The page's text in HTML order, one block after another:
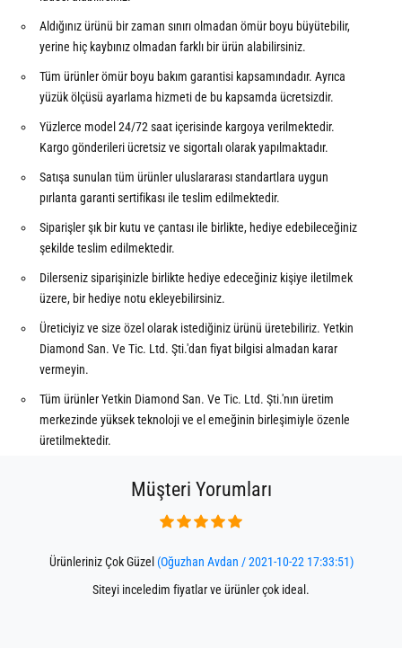
Aldığınız ürünü bir zaman sınırı olmadan ömür boyu büyütebilir,
yerine hiç kaybınız olmadan farklı bir ürün alabilirsiniz.
Tüm ürünler ömür boyu bakım garantisi kapsamındadır. Ayrıca
yüzük ölçüsü ayarlama hizmeti de bu kapsamda ücretsizdir.
Yüzlerce model 24/72 saat içerisinde kargoya verilmektedir.
Kargo gönderileri ücretsiz ve sigortalı olarak yapılmaktadır.
Satışa sunulan tüm ürünler uluslararası standartlara uygun
pırlanta garanti sertifikası ile teslim edilmektedir.
Siparişler şık bir kutu ve çantası ile birlikte, hediye edebileceğiniz
şekilde teslim edilmektedir.
Dilerseniz siparişinizle birlikte hediye edeceğiniz kişiye iletilmek
üzere, bir hediye notu ekleyebilirsiniz.
Üreticiyiz ve size özel olarak istediğiniz ürünü üretebiliriz. Yetkin
Diamond San. Ve Tic. Ltd. Şti.'dan fiyat bilgisi almadan karar
vermeyin.
Tüm ürünler Yetkin Diamond San. Ve Tic. Ltd. Şti.'nın üretim
merkezinde yüksek teknoloji ve el emeğinin birleşimiyle özenle
üretilmektedir.
Müşteri Yorumları
Ürünleriniz Çok Güzel (Oğuzhan Avdan / 2021-10-22 17:33:51)
Siteyi inceledim fiyatlar ve ürünler çok ideal.